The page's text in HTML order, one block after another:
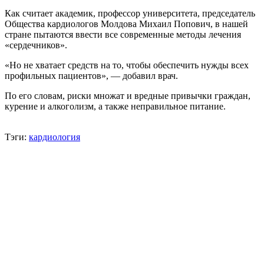
Как считает академик, профессор университета, председатель
Общества кардиологов Молдова Михаил Попович, в нашей
стране пытаются ввести все современные методы лечения
«сердечников».
«Но не хватает средств на то, чтобы обеспечить нужды всех
профильных пациентов», — добавил врач.
По его словам, риски множат и вредные привычки граждан,
курение и алкоголизм, а также неправильное питание.
Тэги: кардиология